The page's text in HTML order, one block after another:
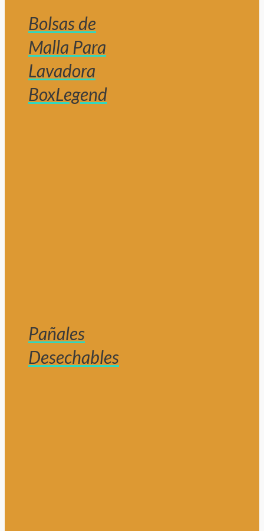
Bolsas de
Malla Para
Lavadora
BoxLegend
Pañales
Desechables